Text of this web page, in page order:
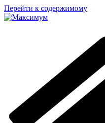
Перейти к содержимому